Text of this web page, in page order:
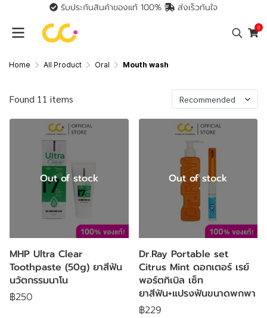
รับประกันสินค้าของแท้ 100% ส่งเร็วทันใจ
0
Home All Product Oral Mouth wash
Found 11 items Recommended
Out of stock
MHP Ultra Clear
Toothpaste (50g) ยาสีฟัน
นวัตกรรมนาโน
฿250
Out of stock
Dr.Ray Portable set
Citrus Mint ดอกเตอร์ เรย์
พอร์ตทิเบิล เซ็ท
ยาสีฟัน+แปรงฟันขนาดพกพา
฿229